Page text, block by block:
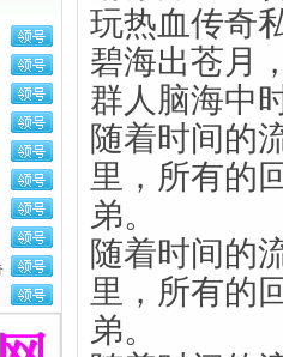
玩热血传奇
碧海出苍月
群人脑海中
随着时间的
里，所有的
弟。
随着时间的
里，所有的
弟。